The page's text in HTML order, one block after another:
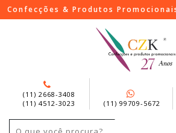
Confecções & Produtos
(11) 2668-3408
(11) 4512-3023
(11) 99709-5672